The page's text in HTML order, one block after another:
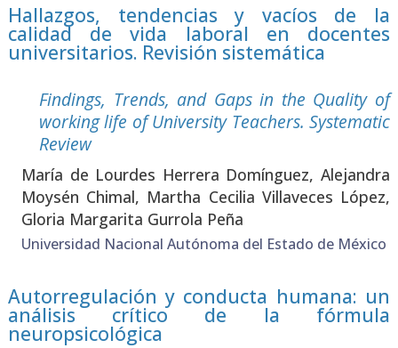
Hallazgos, tendencias y vacíos de la
calidad de vida laboral en docentes
universitarios. Revisión sistemática
Fin­dings, Trends, and Gaps in the Qua­lity of
wor­king life of Uni­ver­sity Tea­chers. Sys­te­ma­tic
Review
María de Lour­des Herre­ra Domín­guez, Ale­jan­dra
Moy­sén Chi­mal, Martha Ceci­lia Villa­ve­ces López,
Glo­ria Mar­ga­ri­ta Gurro­la Peña
Universidad Nacional Autónoma del Estado de México
Autorregulación y conducta humana: un
análisis crítico de la fórmula
neuropsicológica